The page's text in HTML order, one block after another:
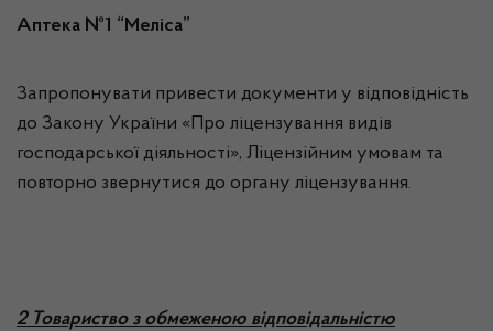
Аптека №1 “Меліса”
Запропонувати привести документи у відповідність
до Закону України «Про ліцензування видів
господарської діяльності», Ліцензійним умовам та
повторно звернутися до органу ліцензування.
2 Товариство з обмеженою відповідальністю